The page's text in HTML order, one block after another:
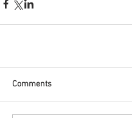
Comments